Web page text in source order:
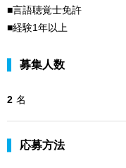
■言語聴覚士免許
■経験1年以上
募集人数
2 名
応募方法